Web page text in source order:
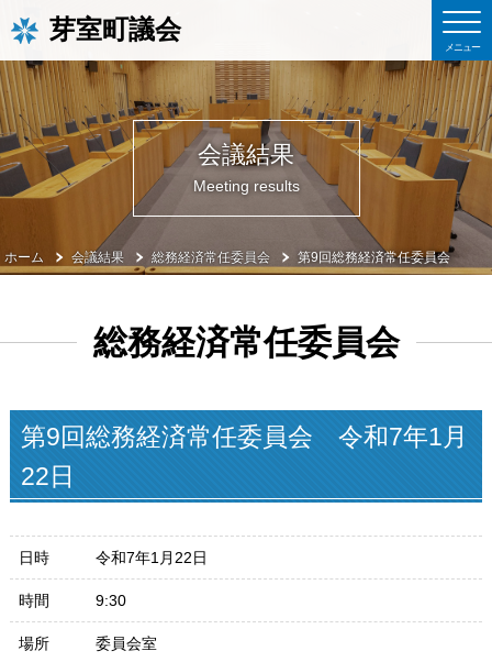
芽室町議会
会議結果
Meeting results
ホーム 会議結果 総務経済常任委員会 第9回総務経済常任委員会
総務経済常任委員会
第9回総務経済常任委員会 令和7年1月
22日
日時 令和7年1月22日
時間 9:30
場所 委員会室